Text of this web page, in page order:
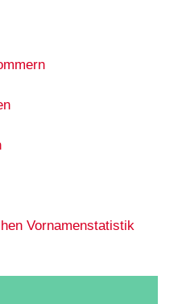
Vornamenstatistik